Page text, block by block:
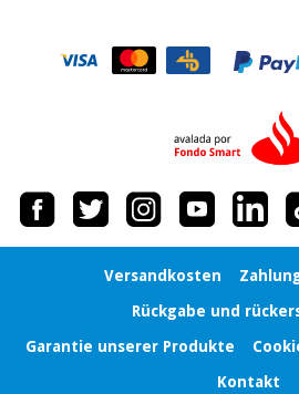
Versandkosten
Rückgabe und
Garantie unserer Produkte
Kontakt